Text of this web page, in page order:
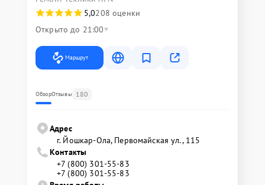
5,0208 оценки
Открыто до 21:00
Маршрут
ОбзорОтзывы 180
Адрес
г. Йошкар-Ола, Первомайская ул., 115
Контакты
+7 (800) 301-55-83
+7 (800) 301-55-83